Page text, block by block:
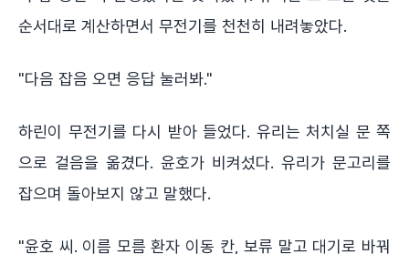
순서대로 계산하면서 무전기를 천천히 내려놓았다.
"다음 잡음 오면 응답 눌러봐."
하린이 무전기를 다시 받아 들었다. 유리는 처치실 문 쪽
으로 걸음을 옮겼다. 윤호가 비켜섰다. 유리가 문고리를
잡으며 돌아보지 않고 말했다.
"윤호 씨. 이름 모름 환자 이동 칸, 보류 말고 대기로 바꿔